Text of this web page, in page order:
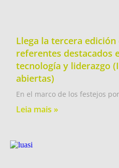
Llega la tercera edición
referentes destacados
tecnología y liderazgo
abiertas)
En el marco de los festejos
Leia mais »